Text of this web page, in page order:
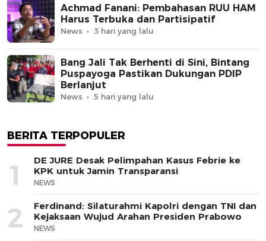
Achmad Fanani: Pembahasan RUU HAM
Harus Terbuka dan Partisipatif
News 3 hari yang lalu
Bang Jali Tak Berhenti di Sini, Bintang
Puspayoga Pastikan Dukungan PDIP
Berlanjut
News 5 hari yang lalu
BERITA TERPOPULER
1
DE JURE Desak Pelimpahan Kasus Febrie ke
KPK untuk Jamin Transparansi
NEWS
2
Ferdinand: Silaturahmi Kapolri dengan TNI dan
Kejaksaan Wujud Arahan Presiden Prabowo
NEWS